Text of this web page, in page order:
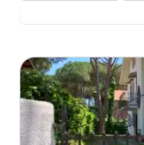
Filters opslaan